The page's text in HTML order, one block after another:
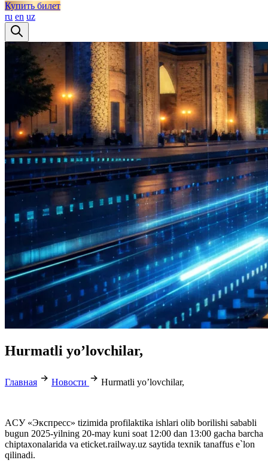
Купить билет
ru en uz
Hurmatli yo’lovchilar,
Главная Новости Hurmatli yo’lovchilar,
AСУ «Экспресc» tizimida profilaktika ishlari olib borilishi sababli
bugun 2025-yilning 20-may kuni soat 12:00 dan 13:00 gacha barcha
chiptaxonalarida va eticket.railway.uz saytida texnik tanaffus e`lon
qilinadi.